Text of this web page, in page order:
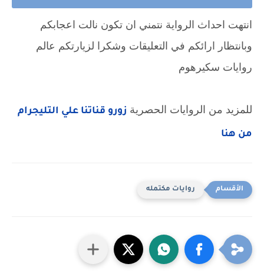
انتهت احداث الرواية نتمني ان تكون نالت اعجابكم
وبانتظار ارائكم في التعليقات وشكرا لزيارتكم عالم
روايات سكيرهوم
للمزيد من الروايات الحصرية زورو قناتنا علي التليجرام
من هنا
روايات مكتمله